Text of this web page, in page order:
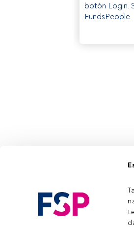
botón Login.
FundsPeople.